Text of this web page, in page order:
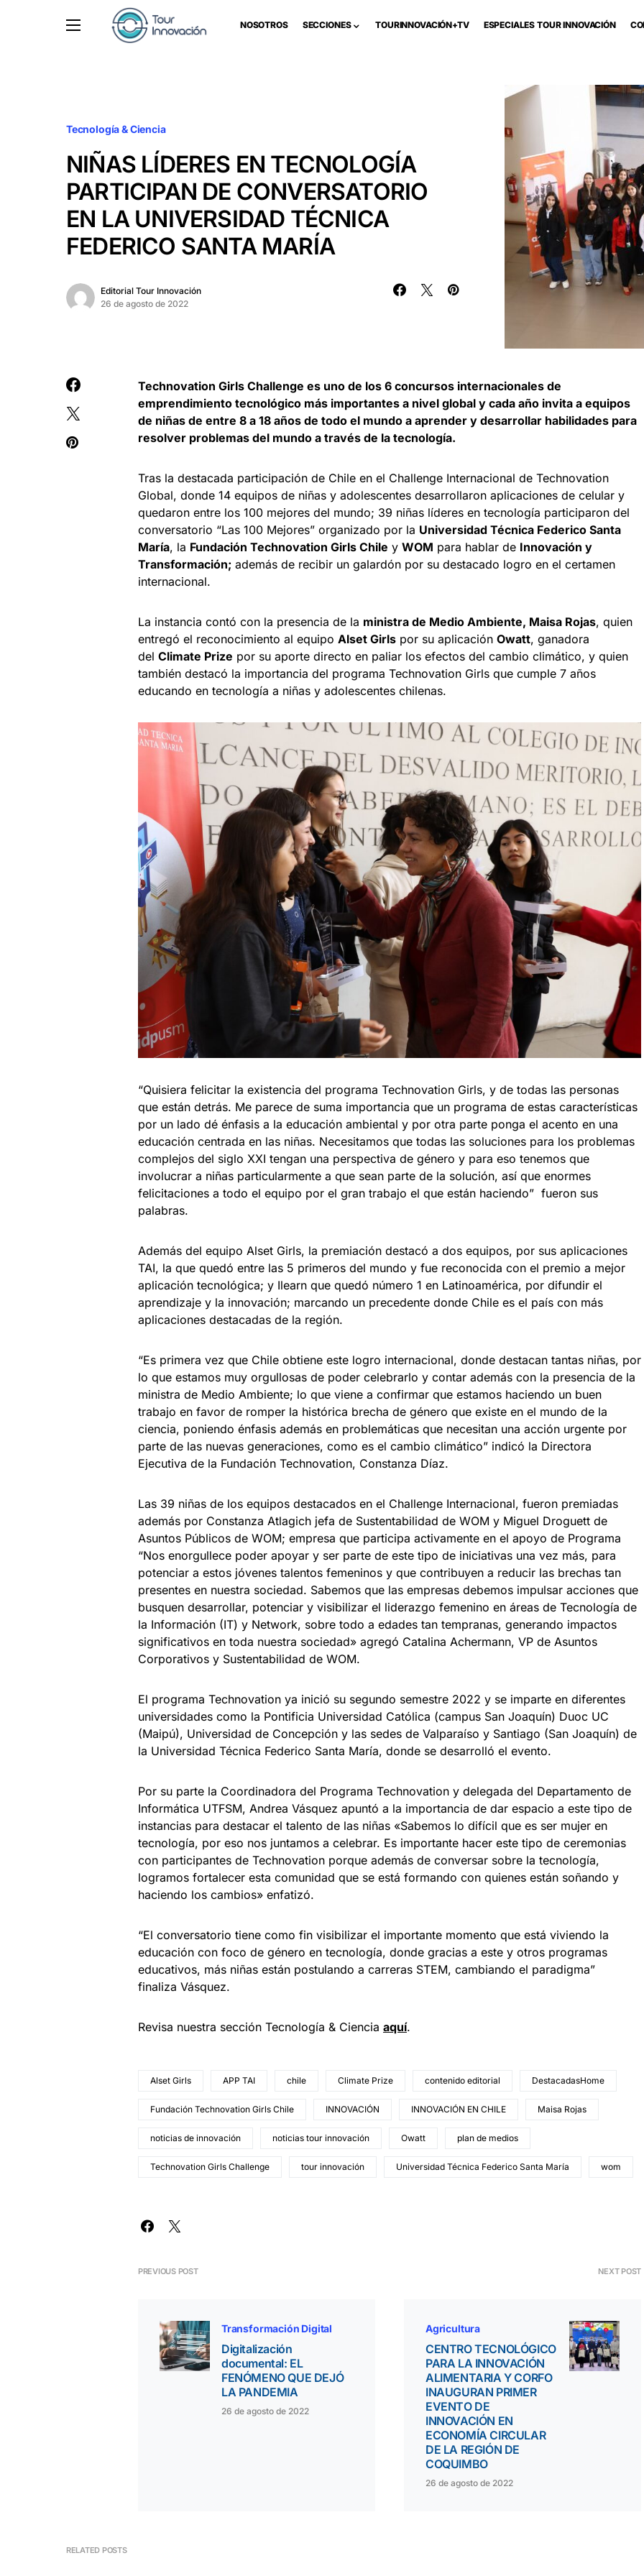
NOSOTROS SECCIONES TOURINNOVACIÓN+TV ESPECIALES TOUR INNOVACIÓN
Tecnología & Ciencia
NIÑAS LÍDERES EN TECNOLOGÍA
PARTICIPAN DE CONVERSATORIO
EN LA UNIVERSIDAD TÉCNICA
FEDERICO SANTA MARÍA
Editorial Tour Innovación
26 de agosto de 2022
Technovation Girls Challenge es uno de los 6 concursos internacionales de
emprendimiento tecnológico más importantes a nivel global y cada año invita a equipos
de niñas de entre 8 a 18 años de todo el mundo a aprender y desarrollar habilidades para
resolver problemas del mundo a través de la tecnología.
Tras la destacada participación de Chile en el Challenge Internacional de Technovation
Global, donde 14 equipos de niñas y adolescentes desarrollaron aplicaciones de celular y
quedaron entre los 100 mejores del mundo; 39 niñas líderes en tecnología participaron del
conversatorio “Las 100 Mejores” organizado por la Universidad Técnica Federico Santa
María, la Fundación Technovation Girls Chile y WOM para hablar de Innovación y
Transformación; además de recibir un galardón por su destacado logro en el certamen
internacional.
La instancia contó con la presencia de la ministra de Medio Ambiente, Maisa Rojas, quien
entregó el reconocimiento al equipo Alset Girls por su aplicación Owatt, ganadora
del Climate Prize por su aporte directo en paliar los efectos del cambio climático, y quien
también destacó la importancia del programa Technovation Girls que cumple 7 años
educando en tecnología a niñas y adolescentes chilenas.
“Quisiera felicitar la existencia del programa Technovation Girls, y de todas las personas
que están detrás. Me parece de suma importancia que un programa de estas características
por un lado dé énfasis a la educación ambiental y por otra parte ponga el acento en una
educación centrada en las niñas. Necesitamos que todas las soluciones para los problemas
complejos del siglo XXI tengan una perspectiva de género y para eso tenemos que
involucrar a niñas particularmente a que sean parte de la solución, así que enormes
felicitaciones a todo el equipo por el gran trabajo el que están haciendo” fueron sus
palabras.
Además del equipo Alset Girls, la premiación destacó a dos equipos, por sus aplicaciones
TAI, la que quedó entre las 5 primeros del mundo y fue reconocida con el premio a mejor
aplicación tecnológica; y Ilearn que quedó número 1 en Latinoamérica, por difundir el
aprendizaje y la innovación; marcando un precedente donde Chile es el país con más
aplicaciones destacadas de la región.
“Es primera vez que Chile obtiene este logro internacional, donde destacan tantas niñas, por
lo que estamos muy orgullosas de poder celebrarlo y contar además con la presencia de la
ministra de Medio Ambiente; lo que viene a confirmar que estamos haciendo un buen
trabajo en favor de romper la histórica brecha de género que existe en el mundo de la
ciencia, poniendo énfasis además en problemáticas que necesitan una acción urgente por
parte de las nuevas generaciones, como es el cambio climático” indicó la Directora
Ejecutiva de la Fundación Technovation, Constanza Díaz.
Las 39 niñas de los equipos destacados en el Challenge Internacional, fueron premiadas
además por Constanza Atlagich jefa de Sustentabilidad de WOM y Miguel Droguett de
Asuntos Públicos de WOM; empresa que participa activamente en el apoyo de Programa
“Nos enorgullece poder apoyar y ser parte de este tipo de iniciativas una vez más, para
potenciar a estos jóvenes talentos femeninos y que contribuyen a reducir las brechas tan
presentes en nuestra sociedad. Sabemos que las empresas debemos impulsar acciones que
busquen desarrollar, potenciar y visibilizar el liderazgo femenino en áreas de Tecnología de
la Información (IT) y Network, sobre todo a edades tan tempranas, generando impactos
significativos en toda nuestra sociedad» agregó Catalina Achermann, VP de Asuntos
Corporativos y Sustentabilidad de WOM.
El programa Technovation ya inició su segundo semestre 2022 y se imparte en diferentes
universidades como la Pontificia Universidad Católica (campus San Joaquín) Duoc UC
(Maipú), Universidad de Concepción y las sedes de Valparaíso y Santiago (San Joaquín) de
la Universidad Técnica Federico Santa María, donde se desarrolló el evento.
Por su parte la Coordinadora del Programa Technovation y delegada del Departamento de
Informática UTFSM, Andrea Vásquez apuntó a la importancia de dar espacio a este tipo de
instancias para destacar el talento de las niñas «Sabemos lo difícil que es ser mujer en
tecnología, por eso nos juntamos a celebrar. Es importante hacer este tipo de ceremonias
con participantes de Technovation porque además de conversar sobre la tecnología,
logramos fortalecer esta comunidad que se está formando con quienes están soñando y
haciendo los cambios» enfatizó.
“El conversatorio tiene como fin visibilizar el importante momento que está viviendo la
educación con foco de género en tecnología, donde gracias a este y otros programas
educativos, más niñas están postulando a carreras STEM, cambiando el paradigma”
finaliza Vásquez.
Revisa nuestra sección Tecnología & Ciencia aquí.
Alset Girls APP TAI chile Climate Prize contenido editorial DestacadasHome
Fundación Technovation Girls Chile INNOVACIÓN INNOVACIÓN EN CHILE Maisa Rojas
noticias de innovación noticias tour innovación Owatt plan de medios
Technovation Girls Challenge tour innovación Universidad Técnica Federico Santa María wom
PREVIOUS POST
Transformación Digital
Digitalización
documental: EL
FENÓMENO QUE DEJÓ
LA PANDEMIA
26 de agosto de 2022
NEXT POST
Agricultura
CENTRO TECNOLÓGICO
PARA LA INNOVACIÓN
ALIMENTARIA Y CORFO
INAUGURAN PRIMER
EVENTO DE
INNOVACIÓN EN
ECONOMÍA CIRCULAR
DE LA REGIÓN DE
COQUIMBO
26 de agosto de 2022
RELATED POSTS